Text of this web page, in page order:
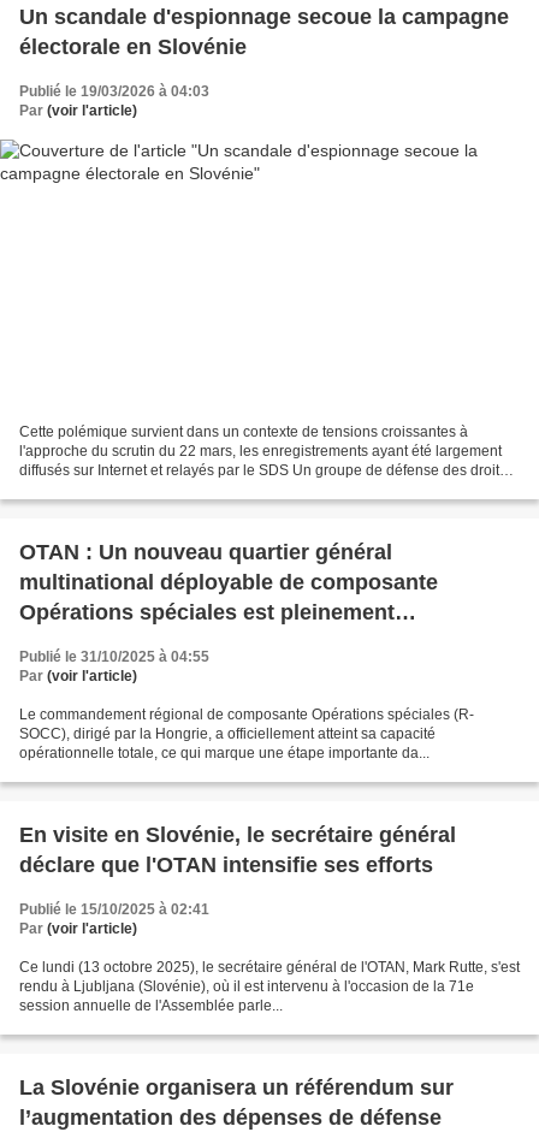
Un scandale d'espionnage secoue la campagne
électorale en Slovénie
Publié le 19/03/2026 à 04:03
Par (voir l'article)
Cette polémique survient dans un contexte de tensions croissantes à
l'approche du scrutin du 22 mars, les enregistrements ayant été largement
diffusés sur Internet et relayés par le SDS Un groupe de défense des droits
OTAN : Un nouveau quartier général
multinational déployable de composante
Opérations spéciales est pleinement
opérationnel
Publié le 31/10/2025 à 04:55
Par (voir l'article)
Le commandement régional de composante Opérations spéciales (R-
SOCC), dirigé par la Hongrie, a officiellement atteint sa capacité
opérationnelle totale, ce qui marque une étape importante da...
En visite en Slovénie, le secrétaire général
déclare que l'OTAN intensifie ses efforts
Publié le 15/10/2025 à 02:41
Par (voir l'article)
Ce lundi (13 octobre 2025), le secrétaire général de l'OTAN, Mark Rutte, s'est
rendu à Ljubljana (Slovénie), où il est intervenu à l'occasion de la 71e
session annuelle de l'Assemblée parle...
La Slovénie organisera un référendum sur
l’augmentation des dépenses de défense